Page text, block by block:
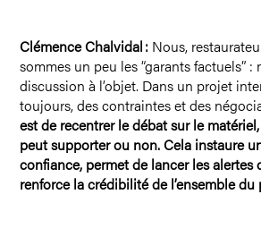
Clémence Chalvidal : Nous,
sommes un peu les “garants factuels”
discussion à l’objet. Dans un projet
toujours, des contraintes et des
est de recentrer le débat sur le
peut supporter ou non. Cela instaure
confiance, permet de lancer les
renforce la crédibilité de l’ensemble du